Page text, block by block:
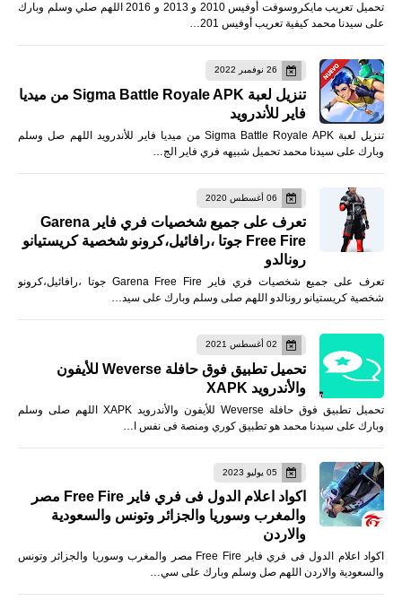
تحميل تعريب مايكروسوفت أوفيس 2010 و 2013 و 2016 اللهم صلي وسلم وبارك
على سيدنا محمد كيفية تعريب أوفيس 201…
26 نوفمبر 2022
تنزيل لعبة Sigma Battle Royale APK من ميديا
فاير للأندرويد
تنزيل لعبة Sigma Battle Royale APK من ميديا فاير للأندرويد اللهم صل وسلم
وبارك على سيدنا محمد تحميل شبيهه فري فاير الج…
06 أغسطس 2020
تعرف على جميع شخصيات فري فاير Garena
Free Fire جوتا ،رافائيل،كرونو شخصية كريستيانو
رونالدو
تعرف على جميع شخصيات فري فاير Garena Free Fire جوتا ،رافائيل،كرونو
شخصية كريستيانو رونالدو اللهم صلى وسلم وبارك على سيد…
02 أغسطس 2021
تحميل تطبيق فوق حافلة Weverse للأيفون
والأندرويد XAPK
تحميل تطبيق فوق حافلة Weverse للأيفون والأندرويد XAPK اللهم صلى وسلم
وبارك على سيدنا محمد هو تطبيق كوري ومنصة فى نفس ا…
05 يوليو 2023
اكواد اعلام الدول فى فري فاير Free Fire مصر
والمغرب وسوريا والجزائر وتونس والسعودية
والاردن
اكواد اعلام الدول فى فري فاير Free Fire مصر والمغرب وسوريا والجزائر وتونس
والسعودية والاردن اللهم صل وسلم وبارك على سي…